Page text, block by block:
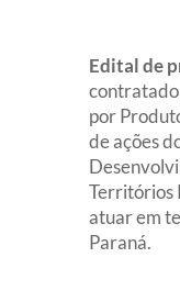
Edital de
contratado
por
de ações
Territórios
atuar em
Paraná.